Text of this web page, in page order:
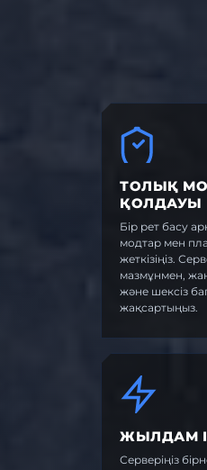
ТОЛЫҚ
ҚОЛДАУЫ
Бір рет басу
модтар мен
жеткізіңіз.
мазмұнмен,
және шексіз
жақсартыңыз.
ЖЫЛДАМ
Серверіңіз